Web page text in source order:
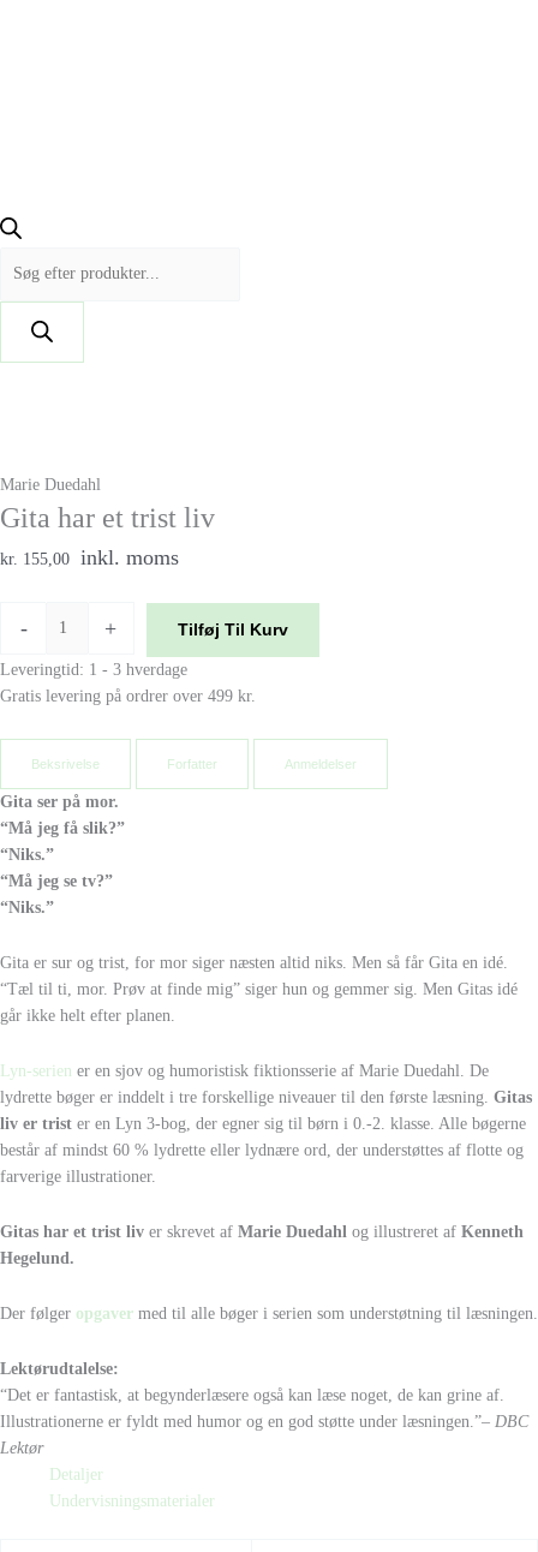
Marie Duedahl
Gita har et trist liv
kr. 155,00 inkl. moms
- + Tilføj Til Kurv
Leveringtid: 1 - 3 hverdage
Gratis levering på ordrer over 499 kr.
Beksrivelse Forfatter Anmeldelser
Gita ser på mor.
“Må jeg få slik?”
“Niks.”
“Må jeg se tv?”
“Niks.”
Gita er sur og trist, for mor siger næsten altid niks. Men så får Gita en idé.
“Tæl til ti, mor. Prøv at finde mig” siger hun og gemmer sig. Men Gitas idé
går ikke helt efter planen.
Lyn-serien er en sjov og humoristisk fiktionsserie af Marie Duedahl. De
lydrette bøger er inddelt i tre forskellige niveauer til den første læsning. Gitas
liv er trist er en Lyn 3-bog, der egner sig til børn i 0.-2. klasse. Alle bøgerne
består af mindst 60 % lydrette eller lydnære ord, der understøttes af flotte og
farverige illustrationer.
Gitas har et trist liv er skrevet af Marie Duedahl og illustreret af Kenneth
Hegelund.
Der følger opgaver med til alle bøger i serien som understøtning til læsningen.
Lektørudtalelse:
“Det er fantastisk, at begynderlæsere også kan læse noget, de kan grine af.
Illustrationerne er fyldt med humor og en god støtte under læsningen.”– DBC
Lektør
Detaljer
Undervisningsmaterialer